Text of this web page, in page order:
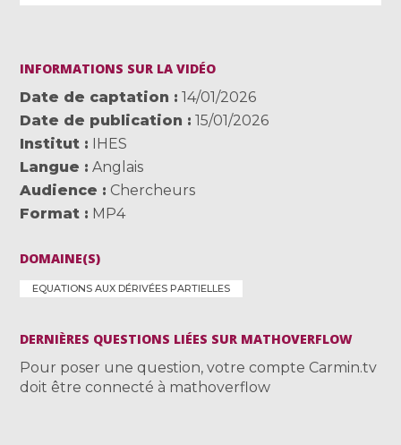
INFORMATIONS SUR LA VIDÉO
Date de captation
14/01/2026
Date de publication
15/01/2026
Institut
IHES
Langue
Anglais
Audience
Chercheurs
Format
MP4
DOMAINE(S)
EQUATIONS AUX DÉRIVÉES PARTIELLES
DERNIÈRES QUESTIONS LIÉES SUR MATHOVERFLOW
Pour poser une question, votre compte Carmin.tv
doit être connecté à mathoverflow